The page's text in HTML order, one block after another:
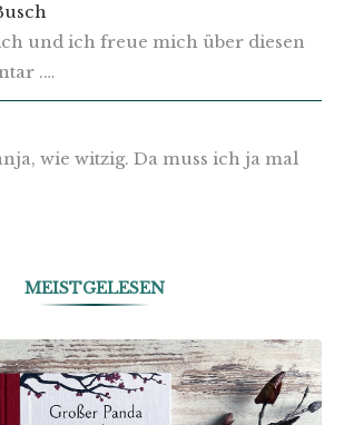
und ich freue mich über diesen
.…
wie witzig. Da muss ich ja mal
MEISTGELESEN